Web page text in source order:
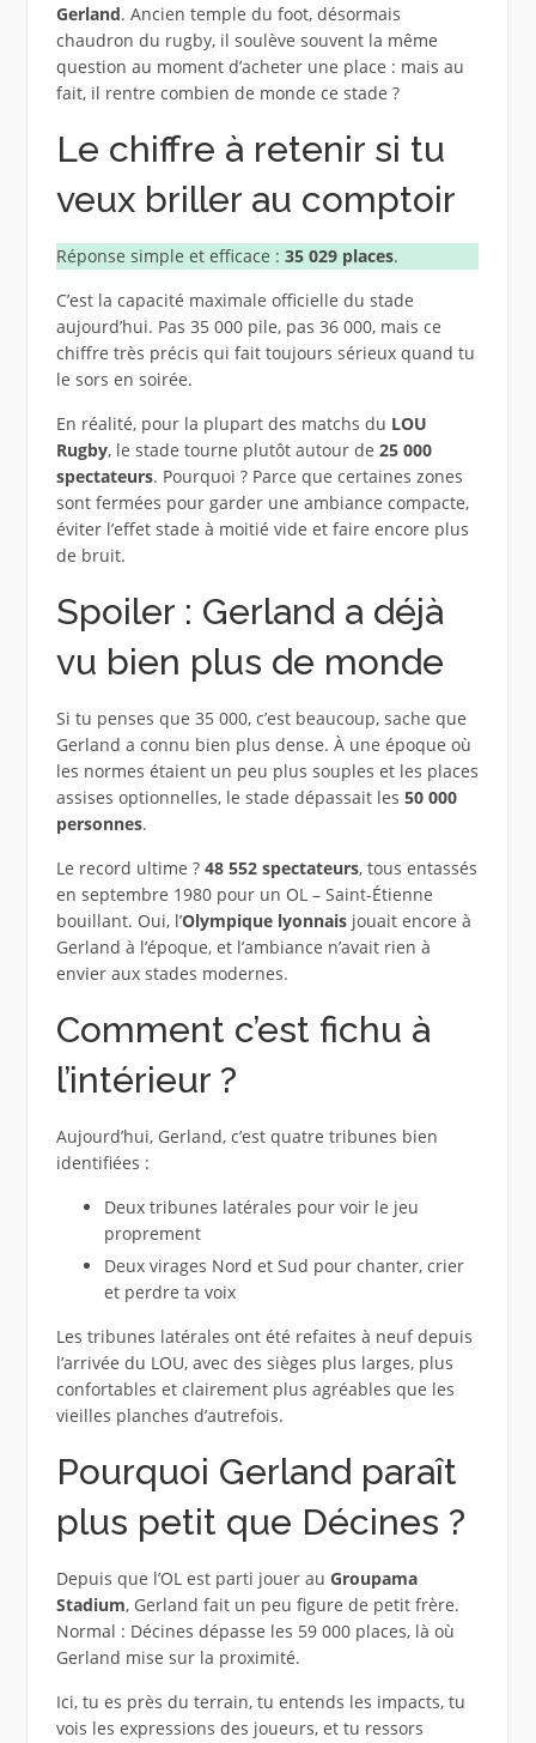
Gerland. Ancien temple du foot, désormais
chaudron du rugby, il soulève souvent la même
question au moment d’acheter une place : mais au
fait, il rentre combien de monde ce stade ?
Le chiffre à retenir si tu
veux briller au comptoir
Réponse simple et efficace : 35 029 places.
C’est la capacité maximale officielle du stade
aujourd’hui. Pas 35 000 pile, pas 36 000, mais ce
chiffre très précis qui fait toujours sérieux quand tu
le sors en soirée.
En réalité, pour la plupart des matchs du LOU
Rugby, le stade tourne plutôt autour de 25 000
spectateurs. Pourquoi ? Parce que certaines zones
sont fermées pour garder une ambiance compacte,
éviter l’effet stade à moitié vide et faire encore plus
de bruit.
Spoiler : Gerland a déjà
vu bien plus de monde
Si tu penses que 35 000, c’est beaucoup, sache que
Gerland a connu bien plus dense. À une époque où
les normes étaient un peu plus souples et les places
assises optionnelles, le stade dépassait les 50 000
personnes.
Le record ultime ? 48 552 spectateurs, tous entassés
en septembre 1980 pour un OL – Saint-Étienne
bouillant. Oui, l’Olympique lyonnaisjouait encore à
Gerland à l’époque, et l’ambiance n’avait rien à
envier aux stades modernes.
Comment c’est fichu à
l’intérieur ?
Aujourd’hui, Gerland, c’est quatre tribunes bien
identifiées :
Deux tribunes latérales pour voir le jeu
proprement
Deux virages Nord et Sud pour chanter, crier
et perdre ta voix
Les tribunes latérales ont été refaites à neuf depuis
l’arrivée du LOU, avec des sièges plus larges, plus
confortables et clairement plus agréables que les
vieilles planches d’autrefois.
Pourquoi Gerland paraît
plus petit que Décines ?
Depuis que l’OL est parti jouer au Groupama
Stadium, Gerland fait un peu figure de petit frère.
Normal : Décines dépasse les 59 000 places, là où
Gerland mise sur la proximité.
Ici, tu es près du terrain, tu entends les impacts, tu
vois les expressions des joueurs, et tu ressors